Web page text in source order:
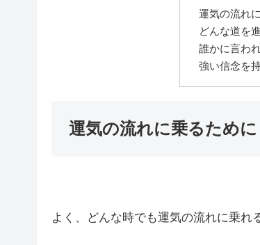
運気の流れ
どんな道を
誰かに言わ
強い信念を
運気の流れに乗るため
よく、どんな時でも運気の流れに乗れ